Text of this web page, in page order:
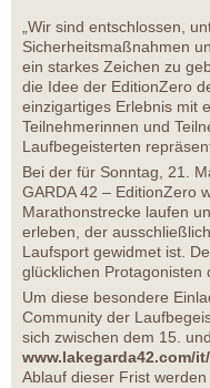
„Wir sind entschlossen,
Sicherheitsmaßnahmen
ein starkes Zeichen zu
die Idee der EditionZero
einzigartiges Erlebnis mit
Teilnehmerinnen und
Laufbegeisterten
Bei der für Sonntag, 21.
GARDA 42 – EditionZero
Marathonstrecke laufen
erleben, der
Laufsport gewidmet ist.
glücklichen Protagonisten
Um diese besondere
Community der
sich zwischen dem 15.
www.lakegarda42.com/
Ablauf dieser Frist